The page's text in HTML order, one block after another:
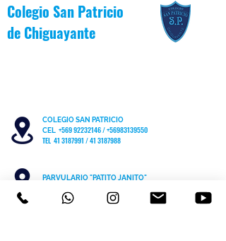
Colegio San Patricio
de Chiguayante
COLEGIO SAN PATRICIO
CEL +569 92232146/+56983139550
TEL 41 3187991 / 41 3187988
PARVULARIO "PATITO JANITO"